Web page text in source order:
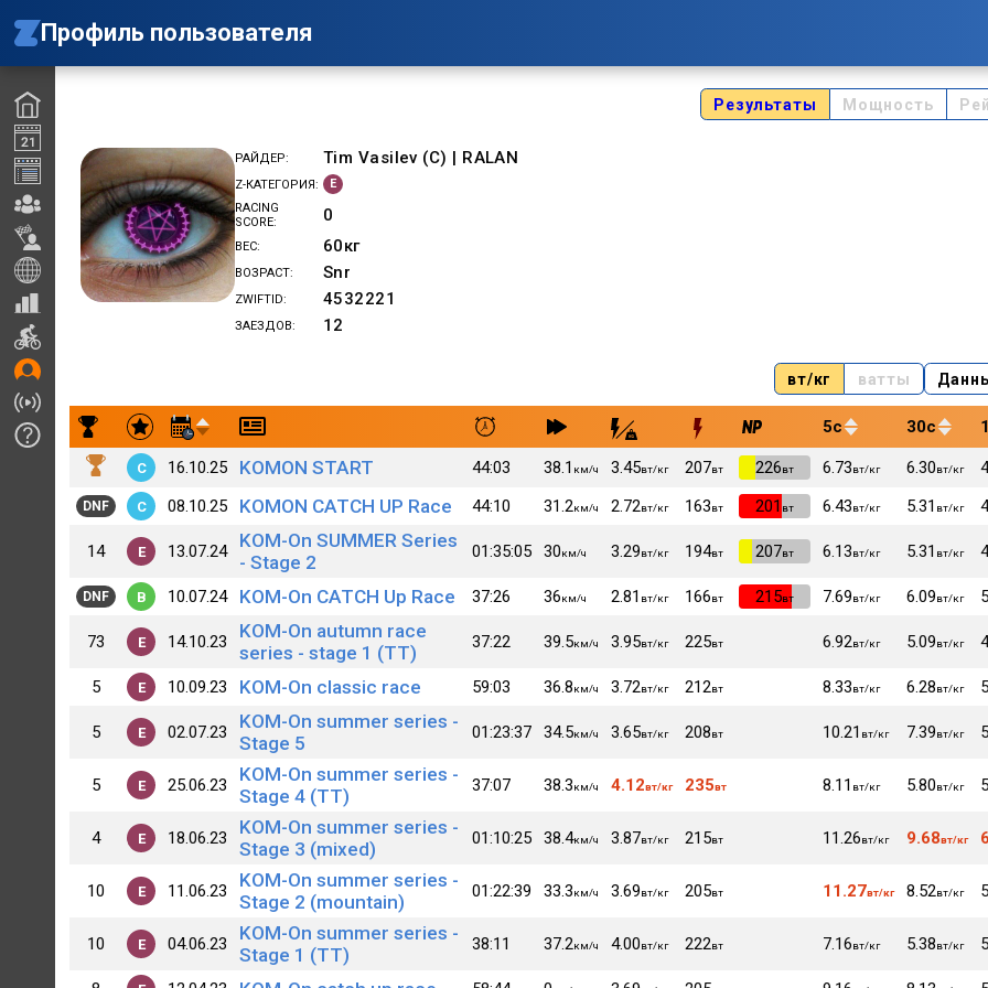
Профиль пользователя
Результаты Мощность
РАЙДЕР Tim Vasilev (C) | RALAN
Z-КАТЕГОРИЯ
E
RACING
SCORE
0
ВЕС 60кг
ВОЗРАСТ Snr
ZWIFTID 4532221
ЗАЕЗДОВ 12
вт/кг ватты
Результаты заездов Tim Vasilev (C) | RALAN
5с 30с
C 16.10.25 KOMON START 44:03 38.1 км/ч 3.45вт/кг 207вт VI226вт 6.73вт/кг 6.30вт/кг
DNF C 08.10.25 KOMON CATCH UP Race 44:10 31.2км/ч 2.72вт/кг 163вт VI201 вт 6.43вт/кг 5.31 вт/кг
14 E 13.07.24
KOM-On SUMMER Series
- Stage 2
01:35:05 30км/ч 3.29вт/кг 194вт VI207вт 6.13вт/кг 5.31 вт/кг
DNF B 10.07.24 KOM-On CATCH Up Race 37:26 36км/ч 2.81 вт/кг 166вт VI215вт 7.69вт/кг 6.09вт/кг
73 E 14.10.23
KOM-On autumn race
series - stage 1 (TT)
37:22 39.5км/ч 3.95вт/кг 225вт 6.92вт/кг 5.09вт/кг
5 E 10.09.23 KOM-On classic race 59:03 36.8км/ч 3.72вт/кг 212вт 8.33вт/кг 6.28вт/кг
5 E 02.07.23
KOM-On summer series -
Stage 5
01:23:37 34.5км/ч 3.65вт/кг 208вт 10.21 вт/кг 7.39вт/кг
5 E 25.06.23
KOM-On summer series -
Stage 4 (TT)
37:07 38.3км/ч 4.12вт/кг 235вт 8.11 вт/кг 5.80вт/кг
4 E 18.06.23
KOM-On summer series -
Stage 3 (mixed)
01:10:25 38.4км/ч 3.87вт/кг 215вт 11.26вт/кг 9.68вт/кг
10 E 11.06.23
KOM-On summer series -
Stage 2 (mountain)
01:22:39 33.3км/ч 3.69вт/кг 205вт 11.27вт/кг 8.52вт/кг
10 E 04.06.23
KOM-On summer series -
Stage 1 (TT)
38:11 37.2км/ч 4.00вт/кг 222вт 7.16вт/кг 5.38вт/кг